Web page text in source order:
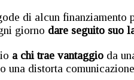
di alcun
giorno dare seguito suo
a chi trae vantaggio da
una distorta